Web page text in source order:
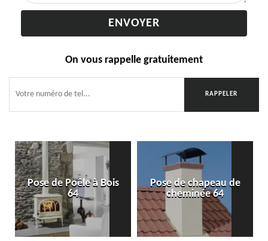
On vous rappelle gratuitement
Pose de Poêle à Bois
64
Pose de chapeau de
cheminée 64